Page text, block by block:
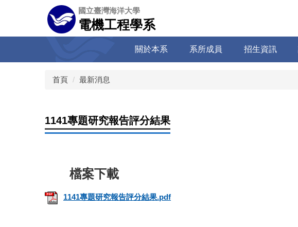
容
國立臺灣海洋大學
電機工程學系
關於本系 系所成員 招生資訊
首頁 最新消息
1141專題研究報告評分結果
1141專題研究報告評分結果.pdf